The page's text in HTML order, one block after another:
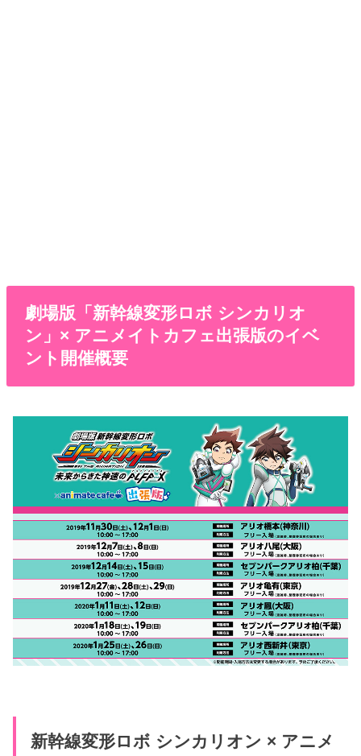
劇場版「新幹線変形ロボ シンカリオ
ン」× アニメイトカフェ出張版のイベ
ント開催概要
新幹線変形ロボ シンカリオン × アニメ